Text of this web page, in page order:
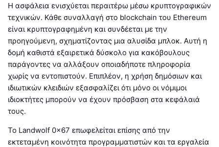
Η ασφάλεια ενισχύεται περαιτέρω μέσω κρυπτογραφικών
τεχνικών. Κάθε συναλλαγή στο blockchain του Ethereum
είναι κρυπτογραφημένη και συνδέεται με την
προηγούμενη, σχηματίζοντας μια αλυσίδα μπλοκ. Αυτή η
δομή καθιστά εξαιρετικά δύσκολο για κακόβουλους
παράγοντες να αλλάξουν οποιαδήποτε πληροφορία
χωρίς να εντοπιστούν. Επιπλέον, η χρήση δημόσιων και
ιδιωτικών κλειδιών εξασφαλίζει ότι μόνο οι νόμιμοι
ιδιοκτήτες μπορούν να έχουν πρόσβαση στα κεφάλαιά
τους.
Το Landwolf 0x67 επωφελείται επίσης από την
εκτεταμένη κοινότητα προγραμματιστών και τα εργαλεία